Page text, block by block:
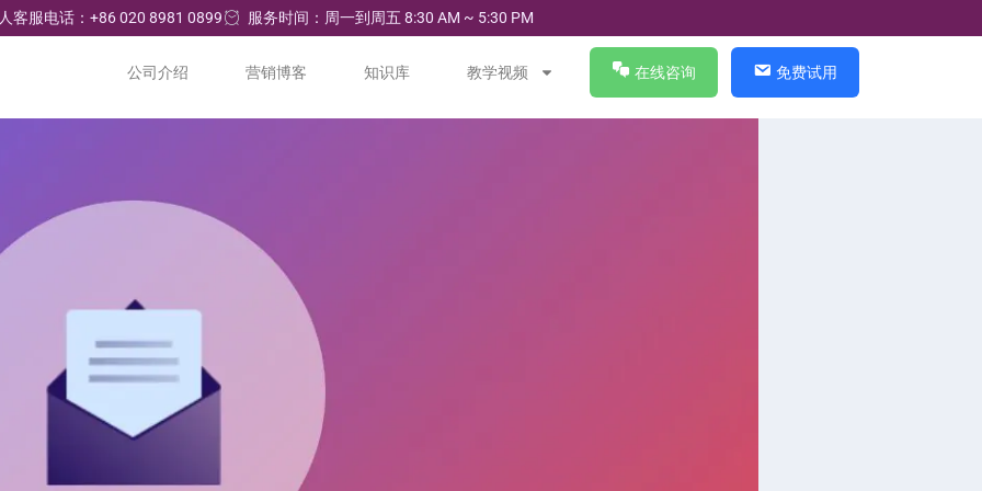
客服电话：+86 020 8981 0899 服务时间：周一到周五 8:30 AM ~ 5:30 PM
公司介绍 营销博客 知识库 教学视频 在线咨询 免费试用